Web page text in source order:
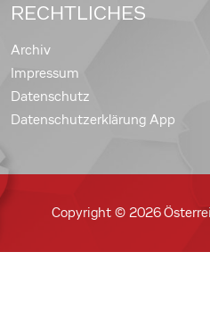
RECHTLICHES
Archiv
Impressum
Datenschutz
Datenschutzerklärung App
Copyright © 2026